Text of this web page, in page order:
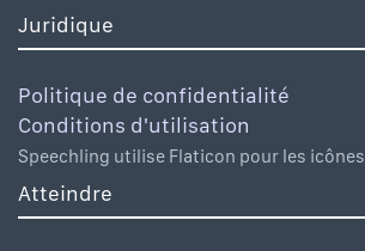
Juridique
Politique de confidentialité
Conditions d'utilisation
Speechling utilise Flaticon pour les icônes
Atteindre